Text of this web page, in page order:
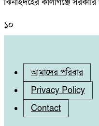
১০
আমাদের পরিবার
Privacy Policy
Contact